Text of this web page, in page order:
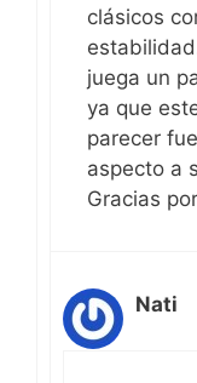
clásicos
juega un
ya que
parecer
aspecto a
Gracias
Nati